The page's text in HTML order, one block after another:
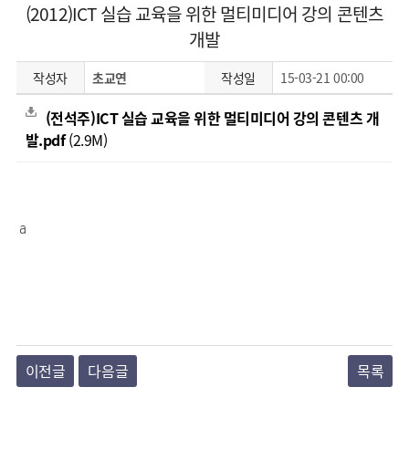
(2012)ICT 실습 교육을 위한 멀티미디어 강의 콘텐츠
개발
작성자 초교연 작성일 15-03-21 00:00
(전석주)ICT 실습 교육을 위한 멀티미디어 강의 콘텐츠 개
발.pdf(2.9M)
a
이전글 다음글 목록